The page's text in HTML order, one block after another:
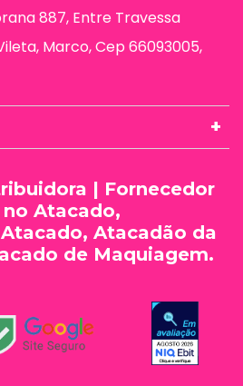
887, Entre Travessa
Marco, Cep 66093005,
| Fornecedor
Atacado,
Atacadão da
de Maquiagem.